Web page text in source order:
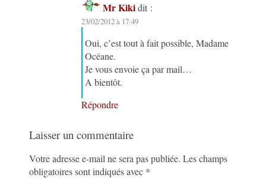
Mr Kiki dit :
23/02/2012 à 17:49
Oui, c’est tout à fait possible, Madame
Océane.
Je vous envoie ça par mail…
A bientôt.
Répondre
Laisser un commentaire
Votre adresse e-mail ne sera pas publiée. Les champs
obligatoires sont indiqués avec *